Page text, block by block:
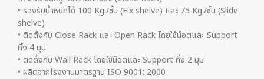
• รองรับน้ำหนักได้ 100 Kg./ชั้น (Fix shelve) และ 75 Kg./ชั้น (Slide
shelve)
• ติดตั้งกับ Close Rack และ Open Rack โดยใช้น็อตและ Support
ทั้ง 4 มุม
• ติดตั้งกับ Wall Rack โดยใช้น็อตและ Support ทั้ง 2 มุม
• ผลิตจากโรงงานมาตรฐาน ISO 9001: 2000